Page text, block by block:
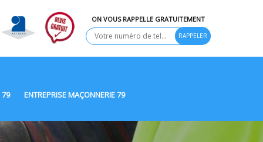
ON VOUS RAPPELLE GRATUITEMENT
79 ENTREPRISE MAÇONNERIE 79